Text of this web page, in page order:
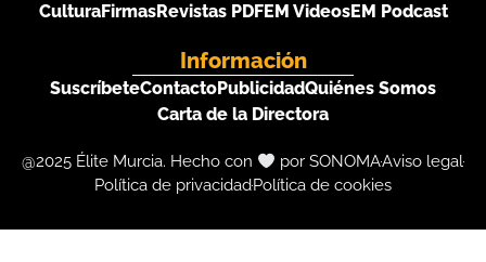
CulturaFirmasRevistas PDFEM VideosEM Podcast
Información
SuscríbeteContactoPublicidadQuiénes Somos
Carta de la Directora
@2025 Élite Murcia. Hecho con por SONOMAAviso legal
Política de privacidadPolítica de cookies